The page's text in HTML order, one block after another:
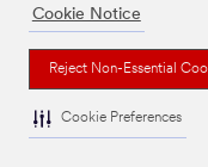
Cookie Notice
Reject Non-Essential
Cookie Preferences